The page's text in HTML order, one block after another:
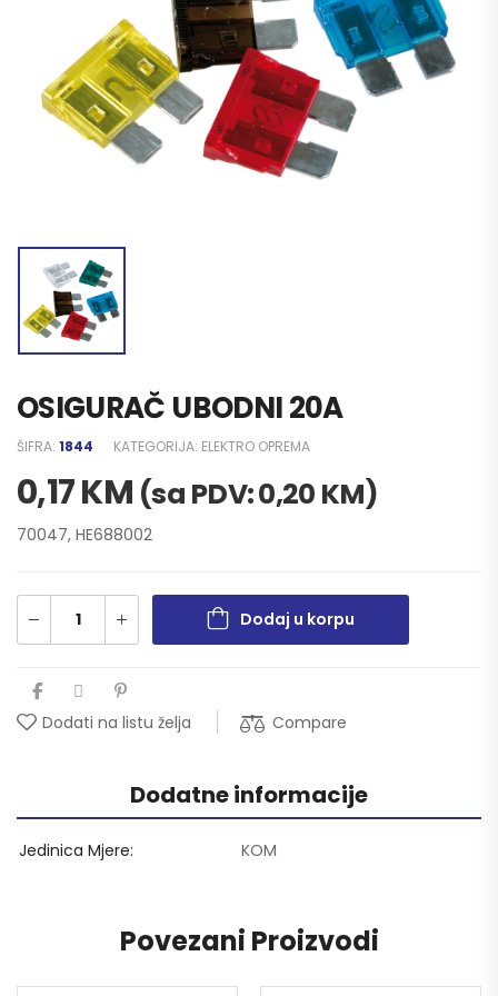
OSIGURAČ UBODNI 20A
ŠIFRA: 1844 KATEGORIJA: ELEKTRO OPREMA
0,17KM (sa PDV:0,20 KM)
70047, HE688002
Dodaj u korpu
Dodati na listu želja Compare
Dodatne informacije
Jedinica Mjere KOM
Povezani Proizvodi